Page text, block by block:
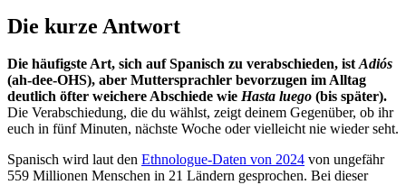
Die kurze Antwort
Die häufigste Art, sich auf Spanisch zu verabschieden, istAdiós
(ah-dee-OHS), aber Muttersprachler bevorzugen im Alltag
deutlich öfter weichere Abschiede wie Hasta luego (bis später).
Die Verabschiedung, die du wählst, zeigt deinem Gegenüber, ob ihr
euch in fünf Minuten, nächste Woche oder vielleicht nie wieder seht.
Spanisch wird laut den Ethnologue-Daten von 2024 von ungefähr
559 Millionen Menschen in 21 Ländern gesprochen. Bei dieser